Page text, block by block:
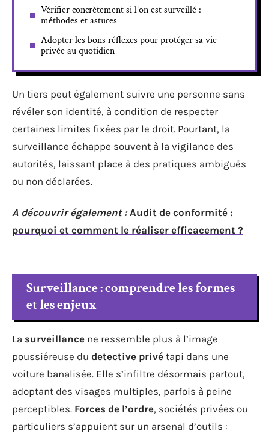
Vérifier concrètement si l’on est surveillé :
méthodes et astuces
Adopter les bons réflexes pour protéger sa vie
privée au quotidien
Un tiers peut également suivre une personne sans
révéler son identité, à condition de respecter
certaines limites fixées par le droit. Pourtant, la
surveillance échappe souvent à la vigilance des
autorités, laissant place à des pratiques ambiguës
ou non déclarées.
A découvrir également : Audit de conformité :
pourquoi et comment le réaliser efficacement ?
Surveillance : comprendre les formes
et les enjeux
La surveillance ne ressemble plus à l’image
poussiéreuse du detective privé tapi dans une
voiture banalisée. Elle s’infiltre désormais partout,
adoptant des visages multiples, parfois à peine
perceptibles. Forces de l’ordre, sociétés privées ou
particuliers s’appuient sur un arsenal d’outils :